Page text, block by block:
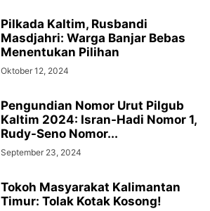
Pilkada Kaltim, Rusbandi
Masdjahri: Warga Banjar Bebas
Menentukan Pilihan
Oktober 12, 2024
Pengundian Nomor Urut Pilgub
Kaltim 2024: Isran-Hadi Nomor 1,
Rudy-Seno Nomor...
September 23, 2024
Tokoh Masyarakat Kalimantan
Timur: Tolak Kotak Kosong!